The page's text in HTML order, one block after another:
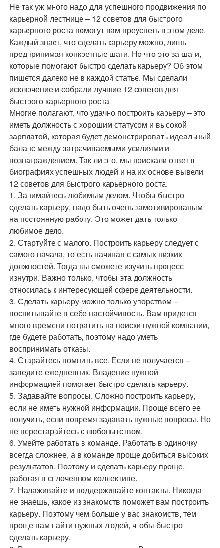
Не так уж много надо для успешного продвижения по
карьерной лестнице – 12 советов для быстрого
карьерного роста помогут вам преуспеть в этом деле.
Каждый знает, что сделать карьеру можно, лишь
предпринимая конкретные шаги. Но что это за шаги,
которые помогают быстро сделать карьеру? Об этом
пишется далеко не в каждой статье. Мы сделали
исключение и собрали лучшие 12 советов для
быстрого карьерного роста.
Многие полагают, что удачно построить карьеру – это
иметь должность с хорошим статусом и высокой
зарплатой, которая будет демонстрировать идеальный
баланс между затрачиваемыми усилиями и
вознаграждением. Так ли это, мы поискали ответ в
биографиях успешных людей и на их основе вывели
12 советов для быстрого карьерного роста.
1. Занимайтесь любимым делом. Чтобы быстро
сделать карьеру, надо быть очень замотивированым
на постоянную работу. Это может дать только
любимое дело.
2. Стартуйте с малого. Построить карьеру следует с
самого начала, то есть начиная с самых низких
должностей. Тогда вы сможете изучить процесс
изнутри. Важно только, чтобы эта должность
относилась к интересующей сфере деятельности.
3. Сделать карьеру можно только упорством –
воспитывайте в себе настойчивость. Вам придется
много времени потратить на поиски нужной компании,
где будете работать, поэтому надо уметь
воспринимать отказы.
4. Старайтесь помнить все. Если не получается –
заведите ежедневник. Владение нужной
информацией помогает быстро сделать карьеру.
5. Задавайте вопросы. Сложно построить карьеру,
если не иметь нужной информации. Проще всего ее
получить, если вовремя задавать нужные вопросы. Но
не перестарайтесь с любопытством.
6. Умейте работать в команде. Работать в одиночку
всегда сложнее, а в команде проще добиться высоких
результатов. Поэтому и сделать карьеру проще,
работая в сплоченном коллективе.
7. Налаживайте и поддерживайте контакты. Никогда
не знаешь, какое из знакомств поможет вам построить
карьеру. Поэтому чем больше у вас знакомств, тем
проще вам найти нужных людей, чтобы быстро
сделать карьеру.